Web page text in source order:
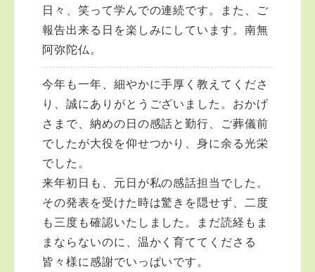
日々、笑って学んでの連続です。また、ご
報告出来る日を楽しみにしています。南無
阿弥陀仏。
今年も一年、細やかに手厚く教えてくださ
り、誠にありがとうございました。おかげ
さまで、納めの日の感話と勤行、ご葬儀前
でしたが大役を仰せつかり、身に余る光栄
でした。
来年初日も、元日が私の感話担当でした。
その発表を受けた時は驚きを隠せず、二度
も三度も確認いたしました。まだ読経もま
まならないのに、温かく育ててくださる
皆々様に感謝でいっぱいです。